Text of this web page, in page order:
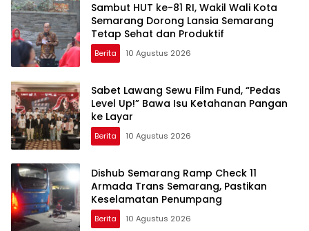
Sambut HUT ke-81 RI, Wakil Wali Kota
Semarang Dorong Lansia Semarang
Tetap Sehat dan Produktif
Berita 10 Agustus 2026
Sabet Lawang Sewu Film Fund, “Pedas
Level Up!” Bawa Isu Ketahanan Pangan
ke Layar
Berita 10 Agustus 2026
Dishub Semarang Ramp Check 11
Armada Trans Semarang, Pastikan
Keselamatan Penumpang
Berita 10 Agustus 2026